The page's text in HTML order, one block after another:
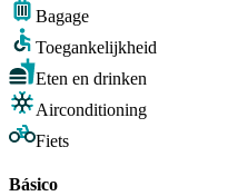
Bagage
Toegankelijkheid
Eten en drinken
Airconditioning
Fiets
Básico